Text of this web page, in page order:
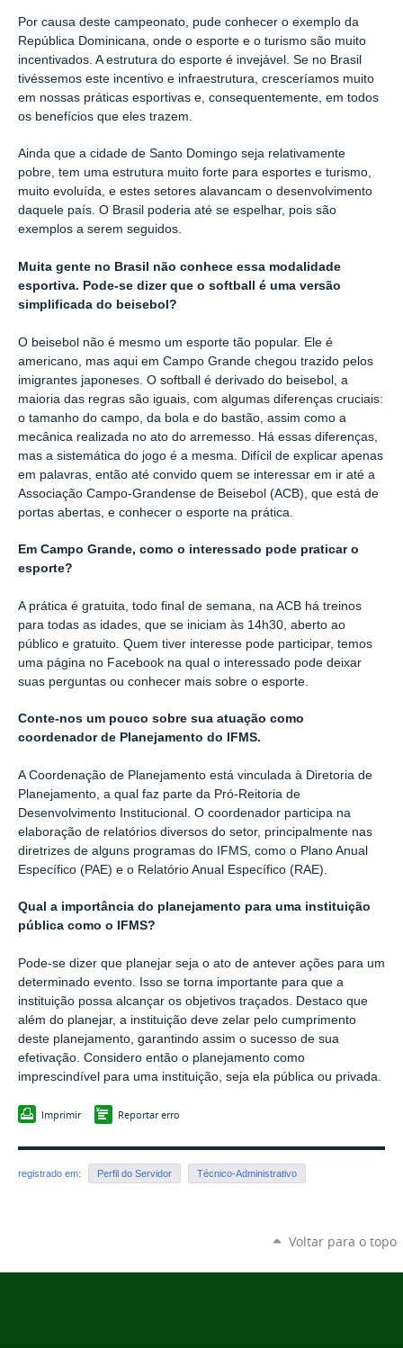
Por causa deste campeonato, pude conhecer o exemplo da
República Dominicana, onde o esporte e o turismo são muito
incentivados. A estrutura do esporte é invejável. Se no Brasil
tivéssemos este incentivo e infraestrutura, cresceríamos muito
em nossas práticas esportivas e, consequentemente, em todos
os benefícios que eles trazem.
Ainda que a cidade de Santo Domingo seja relativamente
pobre, tem uma estrutura muito forte para esportes e turismo,
muito evoluída, e estes setores alavancam o desenvolvimento
daquele país. O Brasil poderia até se espelhar, pois são
exemplos a serem seguidos.
Muita gente no Brasil não conhece essa modalidade
esportiva. Pode-se dizer que o softball é uma versão
simplificada do beisebol?
O beisebol não é mesmo um esporte tão popular. Ele é
americano, mas aqui em Campo Grande chegou trazido pelos
imigrantes japoneses. O softball é derivado do beisebol, a
maioria das regras são iguais, com algumas diferenças cruciais:
o tamanho do campo, da bola e do bastão, assim como a
mecânica realizada no ato do arremesso. Há essas diferenças,
mas a sistemática do jogo é a mesma. Difícil de explicar apenas
em palavras, então até convido quem se interessar em ir até a
Associação Campo-Grandense de Beisebol (ACB), que está de
portas abertas, e conhecer o esporte na prática.
Em Campo Grande, como o interessado pode praticar o
esporte?
A prática é gratuita, todo final de semana, na ACB há treinos
para todas as idades, que se iniciam às 14h30, aberto ao
público e gratuito. Quem tiver interesse pode participar, temos
uma página no Facebook na qual o interessado pode deixar
suas perguntas ou conhecer mais sobre o esporte.
Conte-nos um pouco sobre sua atuação como
coordenador de Planejamento do IFMS.
A Coordenação de Planejamento está vinculada à Diretoria de
Planejamento, a qual faz parte da Pró-Reitoria de
Desenvolvimento Institucional. O coordenador participa na
elaboração de relatórios diversos do setor, principalmente nas
diretrizes de alguns programas do IFMS, como o Plano Anual
Específico (PAE) e o Relatório Anual Específico (RAE).
Qual a importância do planejamento para uma instituição
pública como o IFMS?
Pode-se dizer que planejar seja o ato de antever ações para um
determinado evento. Isso se torna importante para que a
instituição possa alcançar os objetivos traçados. Destaco que
além do planejar, a instituição deve zelar pelo cumprimento
deste planejamento, garantindo assim o sucesso de sua
efetivação. Considero então o planejamento como
imprescindível para uma instituição, seja ela pública ou privada.
Imprimir Reportar erro
registrado em: Perfil do Servidor Técnico-Administrativo
Voltar para o topo